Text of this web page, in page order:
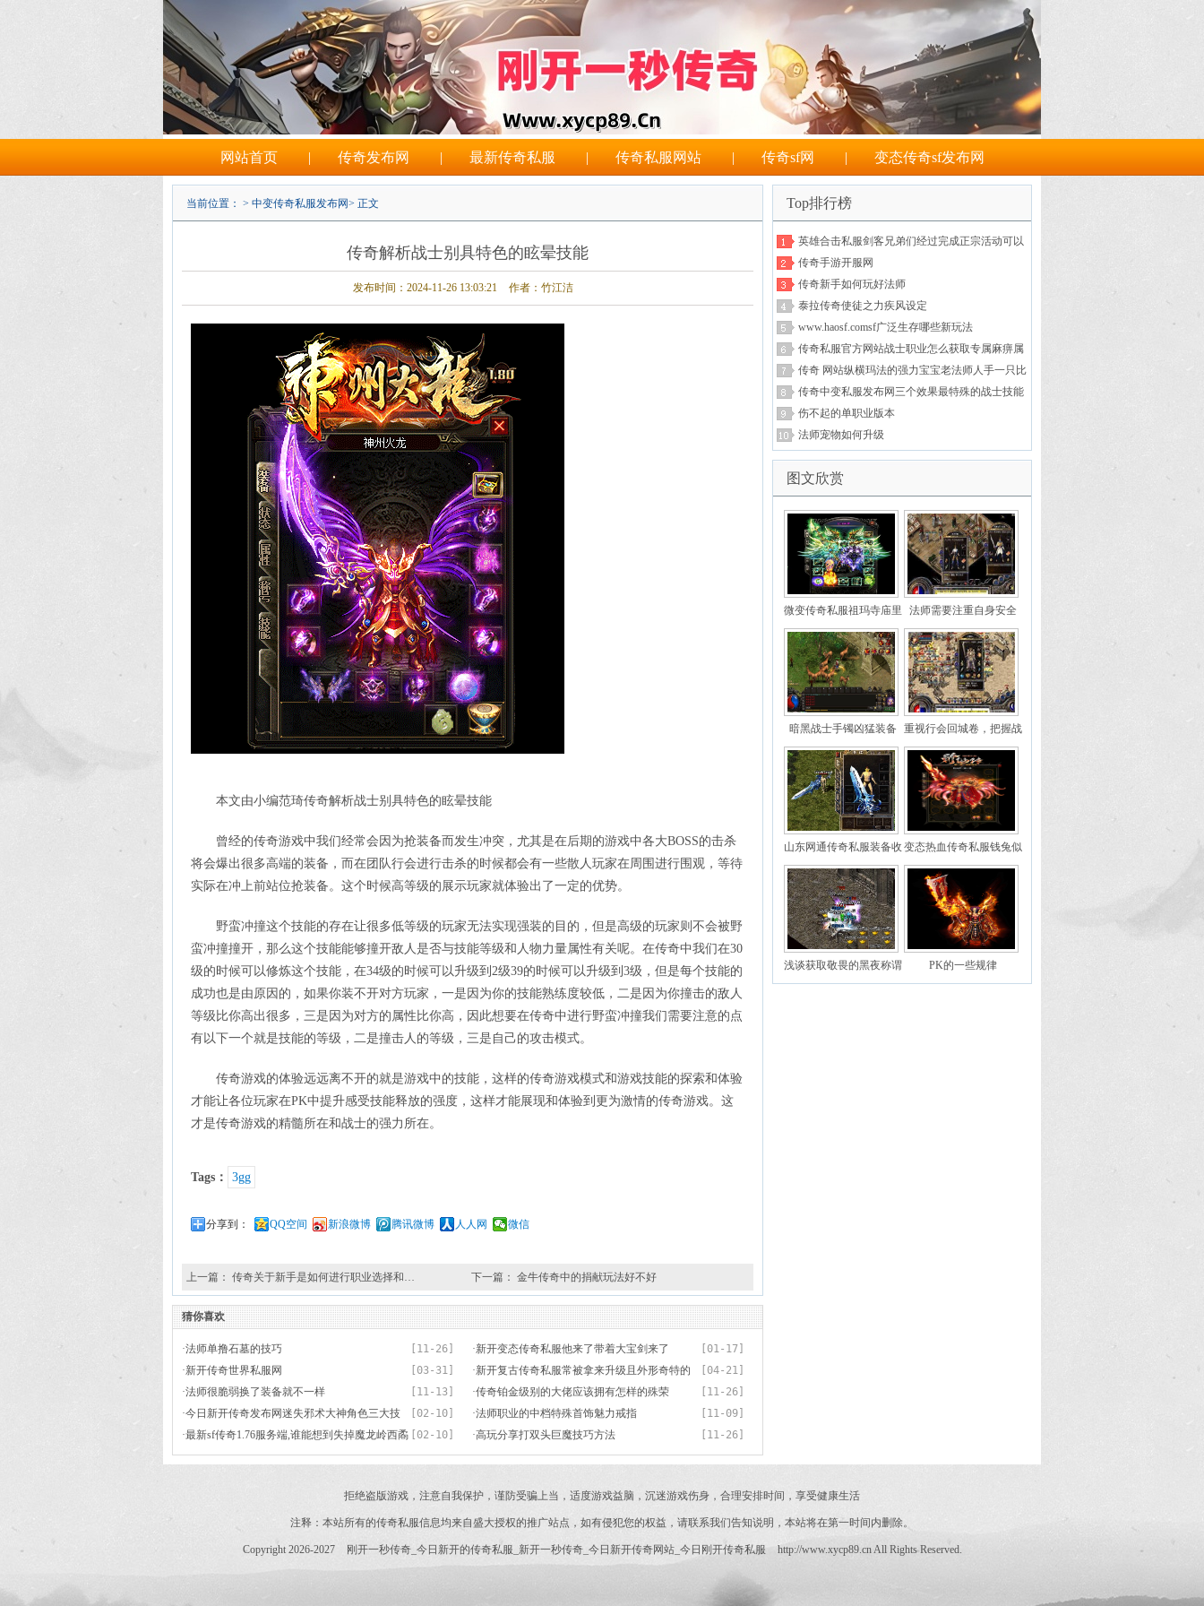
网站首页 | 传奇发布网 | 最新传奇私服 | 传奇私服网站 | 传奇sf网 | 变态传奇sf发布网
当前位置： > 中变传奇私服发布网> 正文
传奇解析战士别具特色的眩晕技能
发布时间：2024-11-26 13:03:21 作者：竹江洁
本文由小编范琦传奇解析战士别具特色的眩晕技能
曾经的传奇游戏中我们经常会因为抢装备而发生冲突，尤其是在后期的游戏中各大BOSS的击杀
将会爆出很多高端的装备，而在团队行会进行击杀的时候都会有一些散人玩家在周围进行围观，等待
实际在冲上前站位抢装备。这个时候高等级的展示玩家就体验出了一定的优势。
野蛮冲撞这个技能的存在让很多低等级的玩家无法实现强装的目的，但是高级的玩家则不会被野
蛮冲撞撞开，那么这个技能能够撞开敌人是否与技能等级和人物力量属性有关呢。在传奇中我们在30
级的时候可以修炼这个技能，在34级的时候可以升级到2级39的时候可以升级到3级，但是每个技能的
成功也是由原因的，如果你装不开对方玩家，一是因为你的技能熟练度较低，二是因为你撞击的敌人
等级比你高出很多，三是因为对方的属性比你高，因此想要在传奇中进行野蛮冲撞我们需要注意的点
有以下一个就是技能的等级，二是撞击人的等级，三是自己的攻击模式。
传奇游戏的体验远远离不开的就是游戏中的技能，这样的传奇游戏模式和游戏技能的探索和体验
才能让各位玩家在PK中提升感受技能释放的强度，这样才能展现和体验到更为激情的传奇游戏。这
才是传奇游戏的精髓所在和战士的强力所在。
Tags： 3gg
分享到： QQ空间 新浪微博 腾讯微博 人人网 微信
上一篇： 传奇关于新手是如何进行职业选择和… 下一篇： 金牛传奇中的捐献玩法好不好
猜你喜欢
[11-26]
·法师单撸石墓的技巧 [01-17]
·新开变态传奇私服他来了带着大宝剑来了
[03-31]
·新开传奇世界私服网 [04-21]
·新开复古传奇私服常被拿来升级且外形奇特的
道士武器降魔
[11-13]
·法师很脆弱换了装备就不一样 [11-26]
·传奇铂金级别的大佬应该拥有怎样的殊荣
[02-10]
·今日新开传奇发布网迷失邪术大神角色三大技
艺引见
[11-09]
·法师职业的中档特殊首饰魅力戒指
[02-10]
·最新sf传奇1.76服务端,谁能想到失掉魔龙岭西矞
说道
[11-26]
·高玩分享打双头巨魔技巧方法
Top排行榜
英雄合击私服剑客兄弟们经过完成正宗活动可以
取得夸奖
传奇手游开服网
传奇新手如何玩好法师
泰拉传奇使徒之力疾风设定
www.haosf.comsf广泛生存哪些新玩法
传奇私服官方网站战士职业怎么获取专属麻痹属
性
传奇 网站纵横玛法的强力宝宝老法师人手一只比
道士的神兽还猛
传奇中变私服发布网三个效果最特殊的战士技能
第三个要100级才能学习
伤不起的单职业版本
法师宠物如何升级
图文欣赏
微变传奇私服祖玛寺庙里
实力强悍且产出优秀的怪
物暴走大锤
法师需要注重自身安全
暗黑战士手镯凶猛装备 重视行会回城卷，把握战
局关键
山东网通传奇私服装备收
藏家大工布手握攻39裁决
黑铁头盔已绝版
变态热血传奇私服钱兔似
锦（205区）预注册今日
开启
浅谈获取敬畏的黑夜称谓
优势
PK的一些规律
拒绝盗版游戏，注意自我保护，谨防受骗上当，适度游戏益脑，沉迷游戏伤身，合理安排时间，享受健康生活
注释：本站所有的传奇私服信息均来自盛大授权的推广站点，如有侵犯您的权益，请联系我们告知说明，本站将在第一时间内删除。
Copyright 2026-2027 刚开一秒传奇_今日新开的传奇私服_新开一秒传奇_今日新开传奇网站_今日刚开传奇私服 http://www.xycp89.cn All Rights Reserved.